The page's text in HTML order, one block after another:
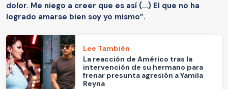
dolor. Me niego a creer que es así (...) El que no ha
logrado amarse bien soy yo mismo”.
Lee También
La reacción de Américo tras la
intervención de su hermano para
frenar presunta agresión a Yamila
Reyna